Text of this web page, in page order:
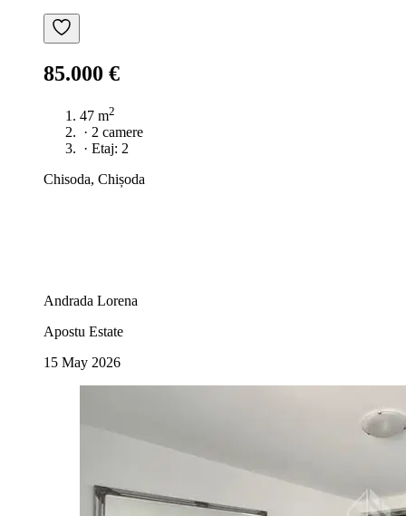
85.000 €
47 m2
· 2 camere
· Etaj: 2
Chisoda, Chișoda
Andrada Lorena
Apostu Estate
15 May 2026